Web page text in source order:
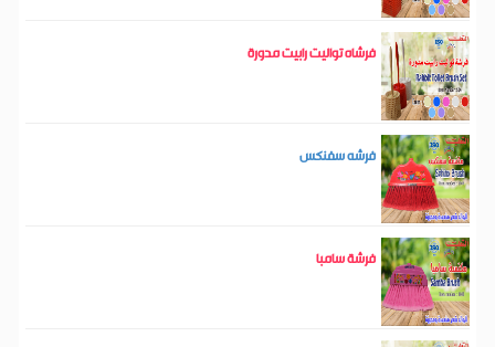
فرشاه تواليت رابيت مدورة
فرشه سفنكس
فرشة سامبا